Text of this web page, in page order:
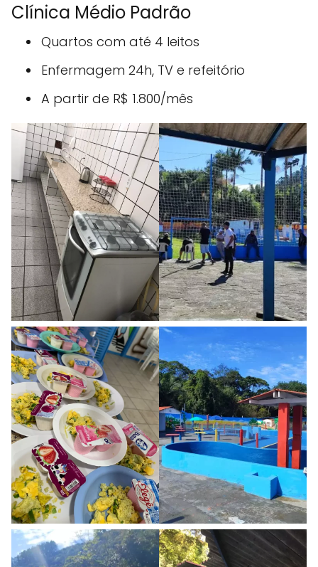
Clínica Médio Padrão
Quartos com até 4 leitos
Enfermagem 24h, TV e refeitório
A partir de R$ 1.800/mês